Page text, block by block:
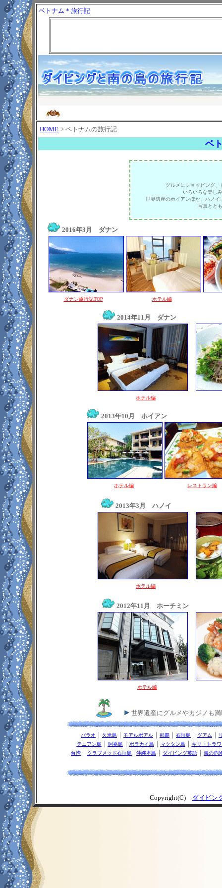
ベトナム＊旅行記
HOME > ベトナムの旅行記
ベ
グルメにショッピング
いろいろな楽し
世界遺産のホイアンほか、ハノ
写真とと
2016年3月 ダナン
ダナン旅行記TOP ホテル編
2014年11月 ダナン
ホテル編
2013年10月 ホイアン
ホテル編 レストラン編
2013年3月 ハノイ
ホテル編
2012年11月 ホーチミン
ホテル編
世界遺産にグルメやカジノも
パラオ ｜ 久米島 ｜ モアルボアル ｜ 那覇 ｜ 石垣島 ｜ グアム ｜
テニアン島
｜ 阿嘉島 ｜ ボラカイ島 ｜ マクタン島 ｜
ギリ・トラ
台湾 ｜ クラブメッド石垣島 | 沖縄本島 ｜ ダイビング英語 ｜ 海の危
Copyright(C) ダイビン